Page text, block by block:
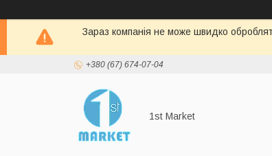
Зараз компанія не може швидко
+380 (67) 674-07-04
1st Market